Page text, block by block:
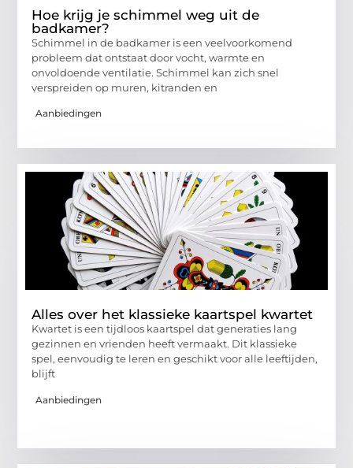
Hoe krijg je schimmel weg uit de
badkamer?
Schimmel in de badkamer is een veelvoorkomend
probleem dat ontstaat door vocht, warmte en
onvoldoende ventilatie. Schimmel kan zich snel
verspreiden op muren, kitranden en
Aanbiedingen
Alles over het klassieke kaartspel kwartet
Kwartet is een tijdloos kaartspel dat generaties lang
gezinnen en vrienden heeft vermaakt. Dit klassieke
spel, eenvoudig te leren en geschikt voor alle leeftijden,
blijft
Aanbiedingen